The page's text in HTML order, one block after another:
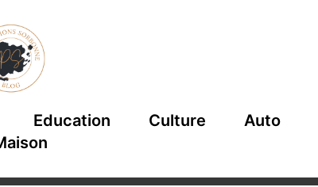
Education Culture Auto